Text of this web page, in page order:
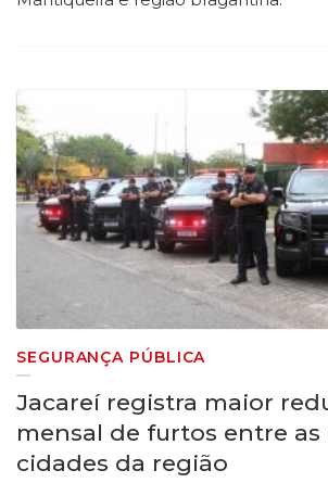
SEGURANÇA PÚBLICA
Jacareí registra maior
mensal de furtos entre as
cidades da região